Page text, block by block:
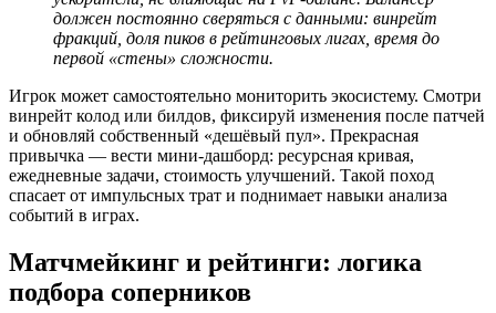
должен постоянно сверяться с данными: винрейт
фракций, доля пиков в рейтинговых лигах, время до
первой «стены» сложности.
Игрок может самостоятельно мониторить экосистему. Смотри
винрейт колод или билдов, фиксируй изменения после патчей
и обновляй собственный «дешёвый пул». Прекрасная
привычка — вести мини‑дашборд: ресурсная кривая,
ежедневные задачи, стоимость улучшений. Такой поход
спасает от импульсных трат и поднимает навыки анализа
событий в играх.
Матчмейкинг и рейтинги: логика
подбора соперников